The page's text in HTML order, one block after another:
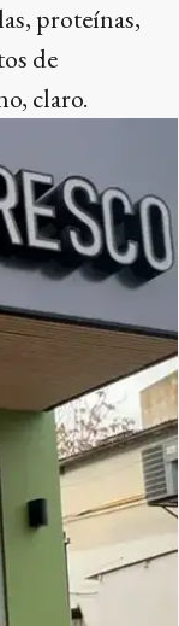
proteínas,
de
claro.